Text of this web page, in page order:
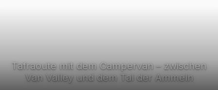
Tafraoute mit dem Campervan – zwischen
Van Valley und dem Tal der Ammeln